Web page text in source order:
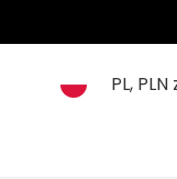
PL, PLN